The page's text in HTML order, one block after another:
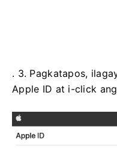
. 3. Pagkatapos,
Apple ID at i-click ang